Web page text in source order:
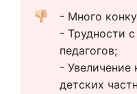
- Много
- Трудности
педагогов;
-
детских